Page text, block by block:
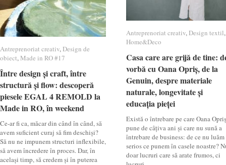
Antreprenoriat creativ,Design textil,
Home&Deco
Casa care are grijă de tine:
vorbă cu Oana Opriș, de la
Genuin, despre materiale
naturale, longevitate și
educația pieței
Există o întrebare pe care Oana
pune de câțiva ani și care nu sună a
întrebare de business: de ce nu
serios ce punem în casele noastre?
doar lucruri care să arate frumos, ci
Antreprenoriat creativ Design textil
Home&Deco
Casa care are grijă de tine:
vorbă cu Oana Opriș, de la
Genuin, despre materiale
naturale, longevitate și
educația pieței
Antreprenoriat creativ,Design de
obiect,Made in RO #17
Între design și craft, între
structură și flow: descoperă
piesele EGAL 4 REMOLD la
Made in RO, în weekend
Ce-ar fi ca, măcar din când în când, să
avem suficient curaj să fim deschiși?
Să nu ne impunem structuri inflexibile,
să avem încredere în proces. Dar, în
același timp, să credem și în puterea
Antreprenoriat creativ Design de
obiect Made in RO #17
Între design și craft, între
structură și flow: descoperă
piesele EGAL 4 REMOLD la
Made in RO, în weekend